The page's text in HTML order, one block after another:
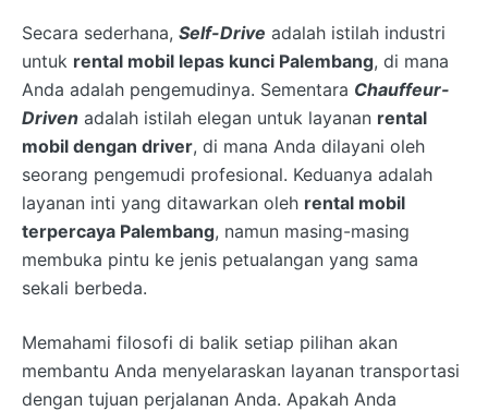
Secara sederhana, Self-Drive adalah istilah industri
untuk rental mobil lepas kunci Palembang, di mana
Anda adalah pengemudinya. Sementara Chauffeur-
Driven adalah istilah elegan untuk layanan rental
mobil dengan driver, di mana Anda dilayani oleh
seorang pengemudi profesional. Keduanya adalah
layanan inti yang ditawarkan oleh rental mobil
terpercaya Palembang, namun masing-masing
membuka pintu ke jenis petualangan yang sama
sekali berbeda.
Memahami filosofi di balik setiap pilihan akan
membantu Anda menyelaraskan layanan transportasi
dengan tujuan perjalanan Anda. Apakah Anda